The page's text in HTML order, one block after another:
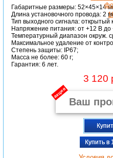
Габаритные размеры: 52×45×14
Длина установочного провода: 2
Тип выходного сигнала: открытый
Напряжение питания: от +12 В до
Температурный диапазон окруж.
Максимальное удаление от
Степень защиты: IP67;
Масса не более: 60 г;
Гарантия: 6 лет.
3 120
акция
Купить в